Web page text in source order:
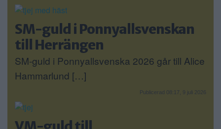
SM-guld i Ponnyallsvenskan
till Herrängen
SM-guld i Ponnyallsvenska 2026 går till Alice
Hammarlund […]
Publicerad 08:17, 9 juli 2026